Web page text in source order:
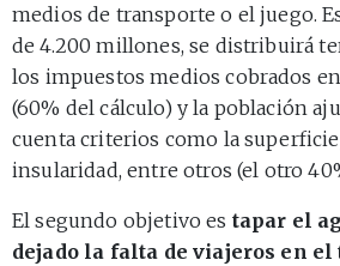
medios de transporte o el juego.
de 4.200 millones, se distribuirá
los impuestos medios cobrados en
(60% del cálculo) y la población
cuenta criterios como la
insularidad, entre otros (el otro
El segundo objetivo es tapar el
dejado la falta de viajeros en